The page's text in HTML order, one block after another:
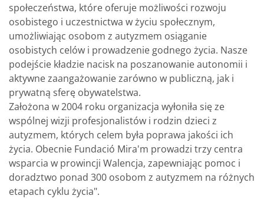
społeczeństwa, które oferuje możliwości rozwoju
osobistego i uczestnictwa w życiu społecznym,
umożliwiając osobom z autyzmem osiąganie
osobistych celów i prowadzenie godnego życia. Nasze
podejście kładzie nacisk na poszanowanie autonomii i
aktywne zaangażowanie zarówno w publiczną, jak i
prywatną sferę obywatelstwa.
Założona w 2004 roku organizacja wyłoniła się ze
wspólnej wizji profesjonalistów i rodzin dzieci z
autyzmem, których celem była poprawa jakości ich
życia. Obecnie Fundació Mira'm prowadzi trzy centra
wsparcia w prowincji Walencja, zapewniając pomoc i
doradztwo ponad 300 osobom z autyzmem na różnych
etapach cyklu życia".